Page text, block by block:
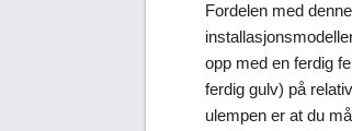
Fordelen med denne
opp med en ferdig
ferdig gulv) på
ulempen er at du